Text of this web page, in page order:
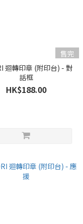
售完
迴轉印章 (附印台) - 對
話框
HK$188.00